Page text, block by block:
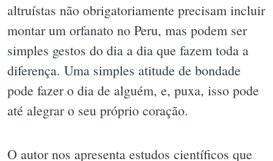
altruístas não obrigatoriamente precisam incluir
montar um orfanato no Peru, mas podem ser
simples gestos do dia a dia que fazem toda a
diferença. Uma simples atitude de bondade
pode fazer o dia de alguém, e, puxa, isso pode
até alegrar o seu próprio coração.
O autor nos apresenta estudos científicos que